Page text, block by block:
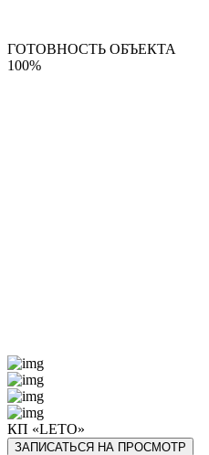
ГОТОВНОСТЬ ОБЪЕКТА
100%
КП «LETO»
ЗАПИСАТЬСЯ НА ПРОСМОТР